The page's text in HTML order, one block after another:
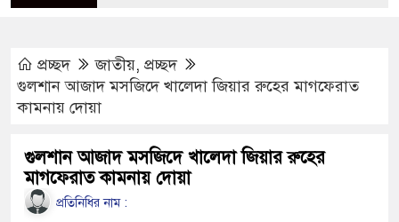
প্রচ্ছদ জাতীয়, প্রচ্ছদ
গুলশান আজাদ মসজিদে খালেদা জিয়ার রুহের মাগফেরাত
কামনায় দোয়া
গুলশান আজাদ মসজিদে খালেদা জিয়ার রুহের
মাগফেরাত কামনায় দোয়া
প্রতিনিধির নাম :